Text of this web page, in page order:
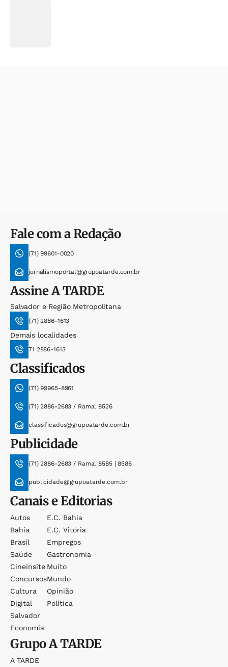
Fale com a Redação
(71) 99601-0020
jornalismoportal@grupoatarde.com.br
AssineA TARDE
Salvador e Região Metropolitana
(71) 2886-1613
Demais localidades
71 2886-1613
Classificados
(71) 99965-8961
(71) 2886-2683 / Ramal 8526
classificados@grupoatarde.com.br
Publicidade
(71) 2886-2683 / Ramal 8585 | 8586
publicidade@grupoatarde.com.br
Canais e Editorias
Autos
Bahia
Brasil
Saúde
Cineinsite
Concursos
Cultura
Digital
Salvador
Economia
E.c. Bahia
E.c. Vitória
Empregos
Gastronomia
Muito
Mundo
Opinião
Política
GrupoA TARDE
A TARDE